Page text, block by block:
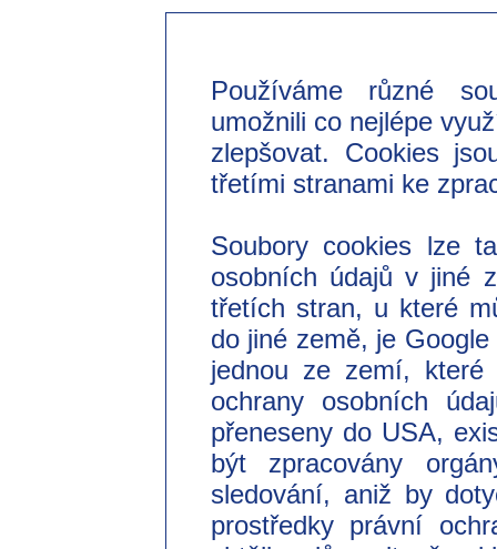
Používáme různé
umožnili co nejlépe
zlepšovat. Cookies
třetími stranami ke
Soubory cookies lze
osobních údajů v jiné
třetích stran, u které
do jiné země, je
jednou ze zemí, které
ochrany osobních
přeneseny do USA,
být zpracovány
sledování, aniž by
prostředky právní